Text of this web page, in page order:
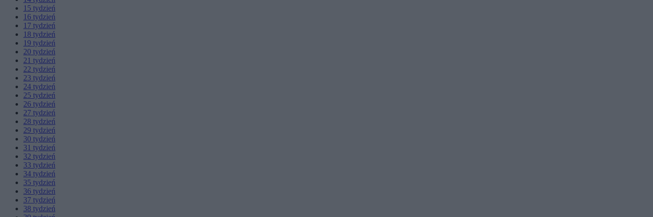
15 tydzień
16 tydzień
17 tydzień
18 tydzień
19 tydzień
20 tydzień
21 tydzień
22 tydzień
23 tydzień
24 tydzień
25 tydzień
26 tydzień
27 tydzień
28 tydzień
29 tydzień
30 tydzień
31 tydzień
32 tydzień
33 tydzień
34 tydzień
35 tydzień
36 tydzień
37 tydzień
38 tydzień